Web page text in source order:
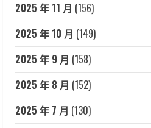
2025 年 11 月 (156)
2025 年 10 月 (149)
2025 年 9 月 (158)
2025 年 8 月 (152)
2025 年 7 月 (130)